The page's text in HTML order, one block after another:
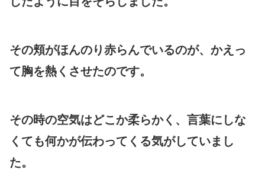
その頬がほんのり赤らんでいるのが、かえっ
て胸を熱くさせたのです。
その時の空気はどこか柔らかく、言葉にしな
くても何かが伝わってくる気がしていまし
た。